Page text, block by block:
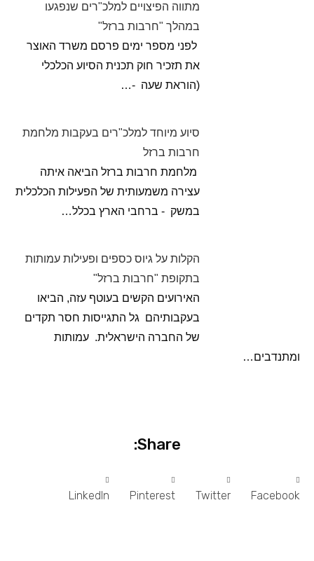
מתווה הפיצויים למלכ"רים שנפגעו
במהלך "חרבות ברזל"
לפני מספר ימים פרסם משרד האוצר
את תזכיר חוק תכנית הסיוע הכלכלי
(הוראת שעה -…
סיוע מיוחד למלכ"רים בעקבות מלחמת
חרבות ברזל
מלחמת חרבות ברזל הביאה איתה
עצירה משמעותית של הפעילות הכלכלית
במשק - ברחבי הארץ בכלל…
הקלות על גיוס כספים ופעילות עמותות
בתקופת "חרבות ברזל"
האירועים הקשים בעוטף עזה, הביאו
בעקבותיהם גל התגייסות חסר תקדים
של החברה הישראלית. עמותות
ומתנדבים…
Share:
Facebook
Twitter
Pinterest
LinkedIn